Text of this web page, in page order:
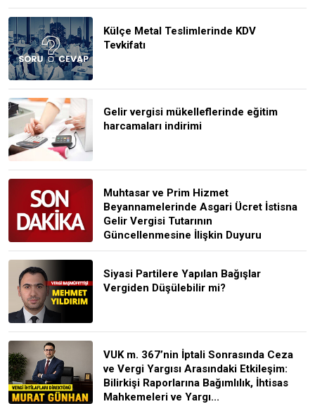
Külçe Metal Teslimlerinde KDV
Tevkifatı
Gelir vergisi mükelleflerinde eğitim
harcamaları indirimi
Muhtasar ve Prim Hizmet
Beyannamelerinde Asgari Ücret İstisna
Gelir Vergisi Tutarının
Güncellenmesine İlişkin Duyuru
Siyasi Partilere Yapılan Bağışlar
Vergiden Düşülebilir mi?
VUK m. 367’nin İptali Sonrasında Ceza
ve Vergi Yargısı Arasındaki Etkileşim:
Bilirkişi Raporlarına Bağımlılık, İhtisas
Mahkemeleri ve Yargı...